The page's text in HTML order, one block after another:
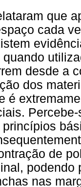
que
cada
desde a
dos
é
de
nas